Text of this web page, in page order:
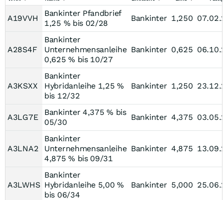
A19VVH
Bankinter Pfandbrief
1,25 % bis 02/28
Bankinter 1,250
A28S4F
Bankinter
Unternehmensanleihe
0,625 % bis 10/27
Bankinter 0,625
A3KSXX
Bankinter
Hybridanleihe 1,25 %
bis 12/32
Bankinter 1,250
A3LG7E
Bankinter 4,375 % bis
05/30
Bankinter 4,375
A3LNA2
Bankinter
Unternehmensanleihe
4,875 % bis 09/31
Bankinter 4,875
A3LWHS
Bankinter
Hybridanleihe 5,00 %
bis 06/34
Bankinter 5,000